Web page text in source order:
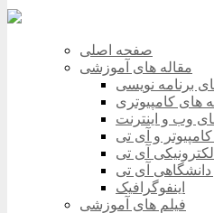
صفحه اصلی
مقاله های آموزشی
برنامه نویسی
های کامپیوتری
وب و اینترنت
و آی تی
آی تی
آی تی
اینفوگرافیک
فیلم های آموزشی